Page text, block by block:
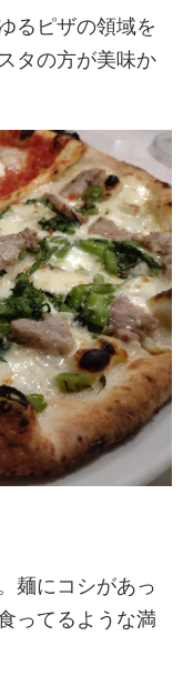
るピザの領域を
タの方が美味か
麺にコシがあっ
ってるような満